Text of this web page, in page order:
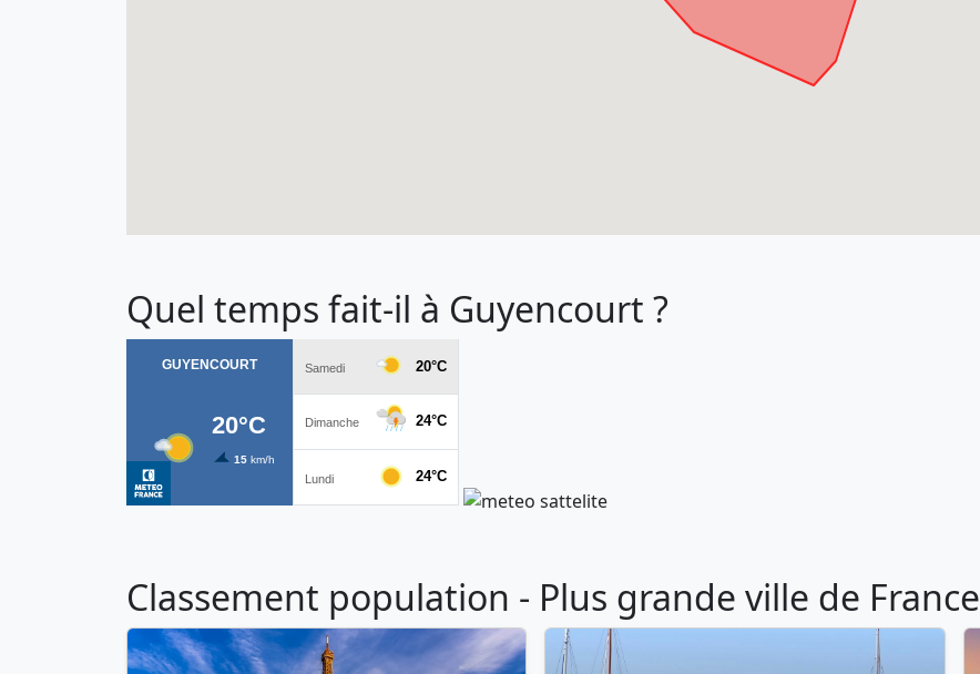
Quel temps fait-il à Guyencourt ?
Classement population - Plus grande ville de France